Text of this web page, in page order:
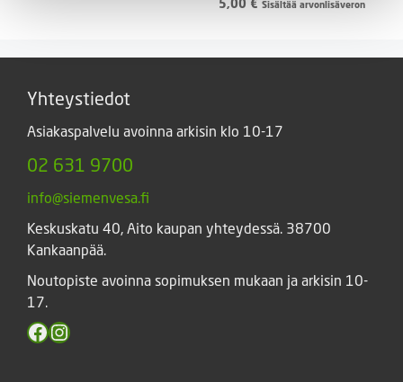
5,00 € Sisältää arvonlisäveron
Yhteystiedot
Asiakaspalvelu avoinna arkisin klo 10-17
02 631 9700
info@siemenvesa.fi
Keskuskatu 40, Aito kaupan yhteydessä. 38700
Kankaanpää.
Noutopiste avoinna sopimuksen mukaan ja arkisin 10-
17.
Facebook
Instagram